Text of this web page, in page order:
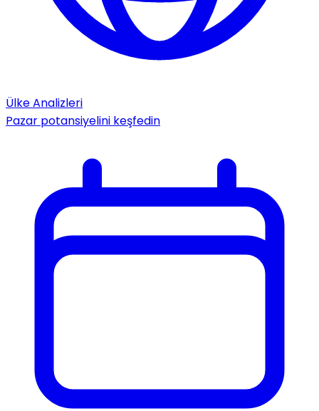
Ülke Analizleri
Pazar potansiyelini keşfedin